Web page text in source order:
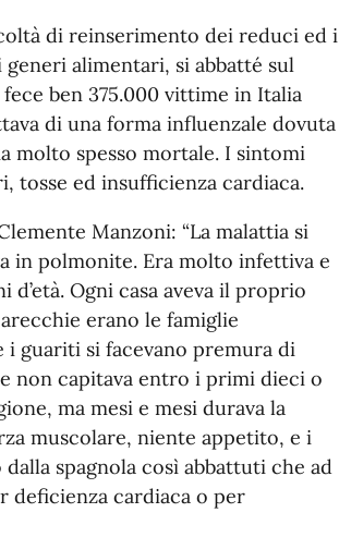
di reinserimento dei reduci ed i
alimentari, si abbatté sul
fece ben 375.000 vittime in Italia
di una forma influenzale dovuta
molto spesso mortale. I sintomi
tosse ed insufficienza cardiaca.
Manzoni: “La malattia si
in polmonite. Era molto infettiva e
Ogni casa aveva il proprio
erano le famiglie
guariti si facevano premura di
non capitava entro i primi dieci o
ma mesi e mesi durava la
muscolare, niente appetito, e i
spagnola così abbattuti che ad
deficienza cardiaca o per